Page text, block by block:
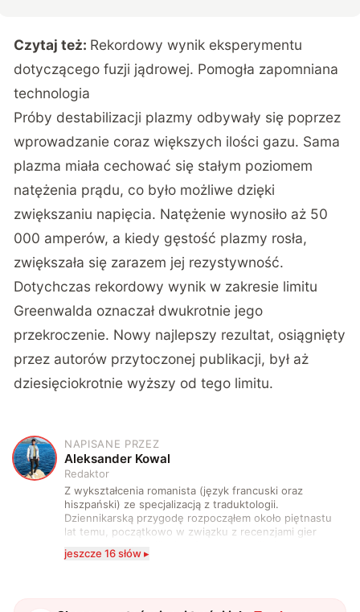
Czytaj też: Rekordowy wynik eksperymentu
dotyczącego fuzji jądrowej. Pomogła zapomniana
technologia
Próby destabilizacji plazmy odbywały się poprzez
wprowadzanie coraz większych ilości gazu. Sama
plazma miała cechować się stałym poziomem
natężenia prądu, co było możliwe dzięki
zwiększaniu napięcia. Natężenie wynosiło aż 50
000 amperów, a kiedy gęstość plazmy rosła,
zwiększała się zarazem jej rezystywność.
Dotychczas rekordowy wynik w zakresie limitu
Greenwalda oznaczał dwukrotnie jego
przekroczenie. Nowy najlepszy rezultat, osiągnięty
przez autorów przytoczonej publikacji, był aż
dziesięciokrotnie wyższy od tego limitu.
A
NAPISANE PRZEZ
Aleksander Kowal
Redaktor
Z wykształcenia romanista (język francuski oraz
hiszpański) ze specjalizacją z traduktologii.
Dziennikarską przygodę rozpocząłem około piętnastu
lat temu, początkowo w związku z recenzjami gier
komputerowych i filmów. Obecnie publikuję
zdecydowanie częściej na tematy związane z nauką
także uprawiać oraz oglądać sport.
jeszcze 16 słów ▸